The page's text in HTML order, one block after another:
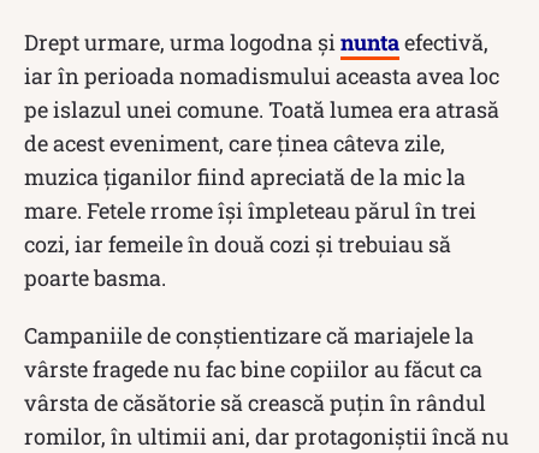
Drept urmare, urma logodna și nuntaefectivă,
iar în perioada nomadismului aceasta avea loc
pe islazul unei comune. Toată lumea era atrasă
de acest eveniment, care ținea câteva zile,
muzica țiganilor fiind apreciată de la mic la
mare. Fetele rrome își împleteau părul în trei
cozi, iar femeile în două cozi și trebuiau să
poarte basma.
Campaniile de conștientizare că mariajele la
vârste fragede nu fac bine copiilor au făcut ca
vârsta de căsătorie să crească puțin în rândul
romilor, în ultimii ani, dar protagoniștii încă nu